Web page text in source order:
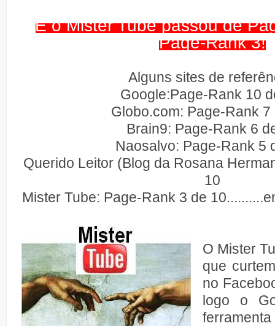
E o Mister Tube passou de
Page-Rank 3!
Alguns sites de
Google:Page-Rank 10
Globo.com: Page-Rank
Brain9: Page-Rank 6
Naosalvo: Page-Rank 5
Querido Leitor (Blog da Rosana
10
Mister Tube: Page-Rank 3 de
O Mister
que
no
logo o